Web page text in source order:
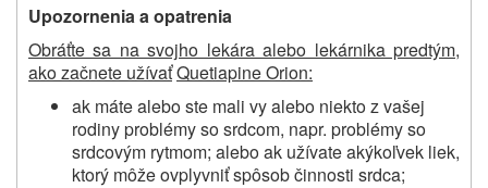
Upozornenia a opatrenia
Obráťte sa na svojho lekára alebo lekárnika predtým,
ako začnete užívaťQuetiapine Orion:
ak máte alebo ste mali vy alebo niekto z vašej
rodiny problémy so srdcom, napr. problémy so
srdcovým rytmom; alebo ak užívate akýkoľvek liek,
ktorý môže ovplyvniť spôsob činnosti srdca;